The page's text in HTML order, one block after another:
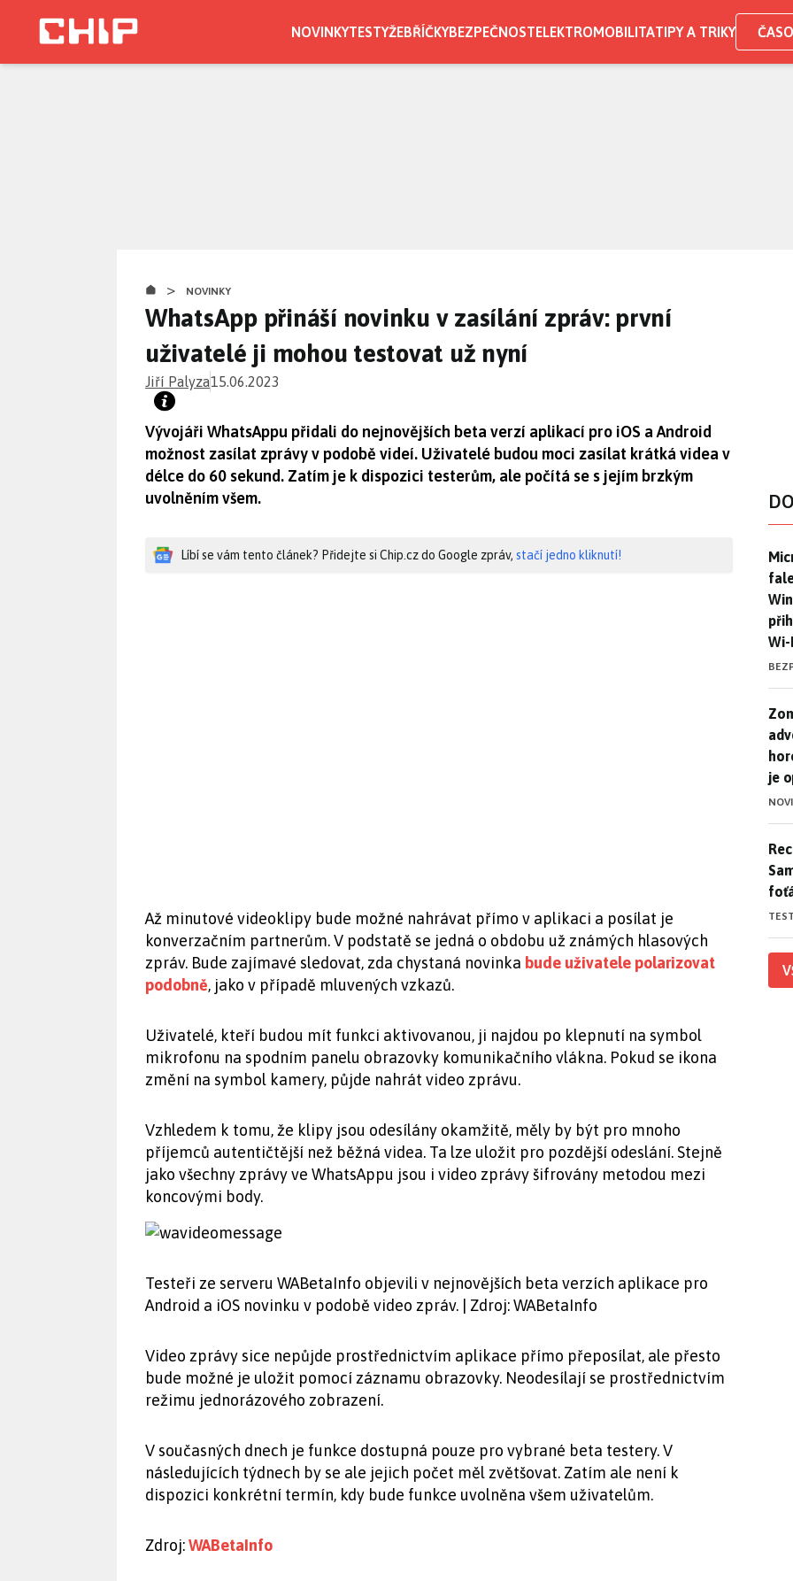
NOVINKYTESTYŽEBŘÍČKYBEZPEČNOSTELEKTROMOBILITATIPY A TRIKY
> NOVINKY
WhatsApp přináší novinku v zasílání zpráv: první
uživatelé ji mohou testovat už nyní
Jiří Palyza15.06.2023
Vývojáři WhatsAppu přidali do nejnovějších beta verzí aplikací pro iOS a Android
možnost zasílat zprávy v podobě videí. Uživatelé budou moci zasílat krátká videa v
délce do 60 sekund. Zatím je k dispozici testerům, ale počítá se s jejím brzkým
uvolněním všem.
Líbí se vám tento článek? Přidejte si Chip.cz do Google zpráv, stačí jedno kliknutí!
Až minutové videoklipy bude možné nahrávat přímo v aplikaci a posílat je
konverzačním partnerům. V podstatě se jedná o obdobu už známých hlasových
zpráv. Bude zajímavé sledovat, zda chystaná novinka bude uživatele polarizovat
podobně, jako v případě mluvených vzkazů.
Uživatelé, kteří budou mít funkci aktivovanou, ji najdou po klepnutí na symbol
mikrofonu na spodním panelu obrazovky komunikačního vlákna. Pokud se ikona
změní na symbol kamery, půjde nahrát video zprávu.
Vzhledem k tomu, že klipy jsou odesílány okamžitě, měly by být pro mnoho
příjemců autentičtější než běžná videa. Ta lze uložit pro pozdější odeslání. Stejně
jako všechny zprávy ve WhatsAppu jsou i video zprávy šifrovány metodou mezi
koncovými body.
Testeři ze serveru WABetaInfo objevili v nejnovějších beta verzích aplikace pro
Android a iOS novinku v podobě video zpráv. | Zdroj: WABetaInfo
Video zprávy sice nepůjde prostřednictvím aplikace přímo přeposílat, ale přesto
bude možné je uložit pomocí záznamu obrazovky. Neodesílají se prostřednictvím
režimu jednorázového zobrazení.
V současných dnech je funkce dostupná pouze pro vybrané beta testery. V
následujících týdnech by se ale jejich počet měl zvětšovat. Zatím ale není k
dispozici konkrétní termín, kdy bude funkce uvolněna všem uživatelům.
Zdroj:WABetaInfo
Wi-
je